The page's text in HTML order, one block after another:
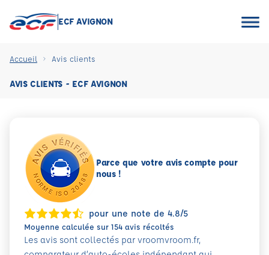
ECF AVIGNON
Accueil Avis clients
AVIS CLIENTS - ECF AVIGNON
Parce que votre avis compte pour
nous !
pour une note de 4.8/5
Moyenne calculée sur 154 avis récoltés
Les avis sont collectés par vroomvroom.fr,